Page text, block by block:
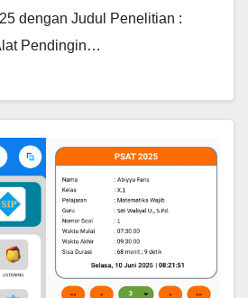
dengan Judul Penelitian :
Pendingin…